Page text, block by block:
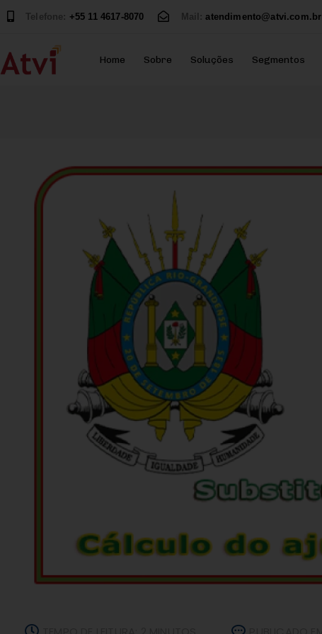
Telefone: +55 11 4617-8070 Mail:atendimento@atvi.com.br
Home Sobre Soluções Segmentos